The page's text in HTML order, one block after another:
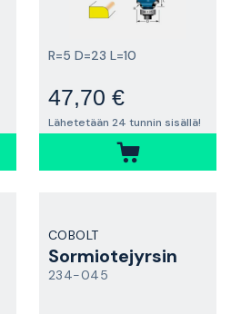
R=5 D=23 L=10
47,70 €
Lähetetään 24 tunnin sisällä!
COBOLT
Sormiotejyrsin
234-045